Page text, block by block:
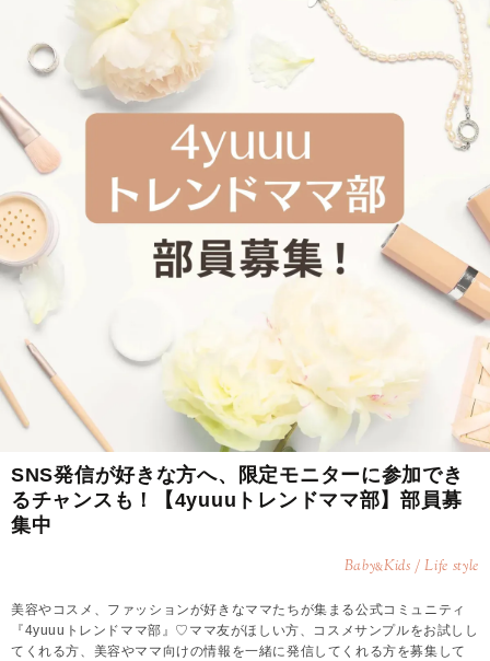
SNS発信が好きな方へ、限定モニターに参加でき
るチャンスも！【4yuuuトレンドママ部】部員募
集中
Baby&Kids / Life style
美容やコスメ、ファッションが好きなママたちが集まる公式コミュニティ
『4yuuuトレンドママ部』♡ママ友がほしい方、コスメサンプルをお試しし
てくれる方、美容やママ向けの情報を一緒に発信してくれる方を募集して